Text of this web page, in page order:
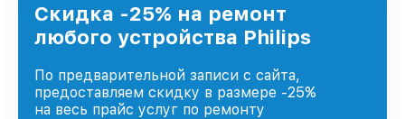
Скидка -25% на ремонт
любого устройства Philips
По предварительной записи с сайта,
предоставляем скидку в размере -25%
на весь прайс услуг по ремонту